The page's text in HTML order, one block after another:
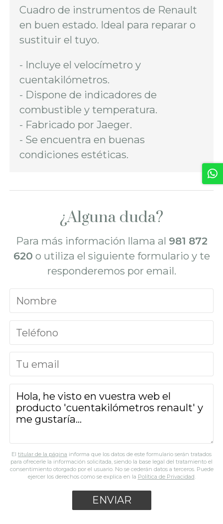
Cuadro de instrumentos de Renault
en buen estado. Ideal para reparar o
sustituir el tuyo.
- Incluye el velocímetro y
cuentakilómetros.
- Dispone de indicadores de
combustible y temperatura.
- Fabricado por Jaeger.
- Se encuentra en buenas
condiciones estéticas.
¿Alguna duda?
Para más información llama al 981 872
620 o utiliza el siguiente formulario y te
responderemos por email.
El titular de la página informa que los datos de este formulario serán tratados
para ofrecerle la información solicitada, siendo la base legal del tratamiento el
consentimiento otorgado por el usuario. No se cederán datos a terceros. Puede
ejercer los derechos como se explica en la Política de Privacidad.